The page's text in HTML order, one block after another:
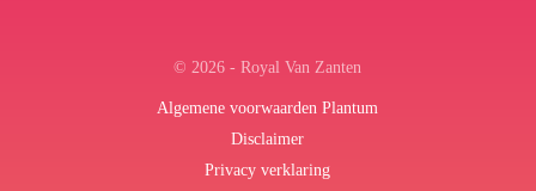
© 2026 - Royal Van Zanten
Algemene voorwaarden Plantum
Disclaimer
Privacy verklaring